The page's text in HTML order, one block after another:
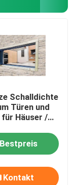
Schalldichte
Türen und
Häuser /
Bestpreis
Kontakt